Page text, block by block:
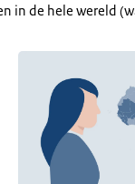
in de hele wereld